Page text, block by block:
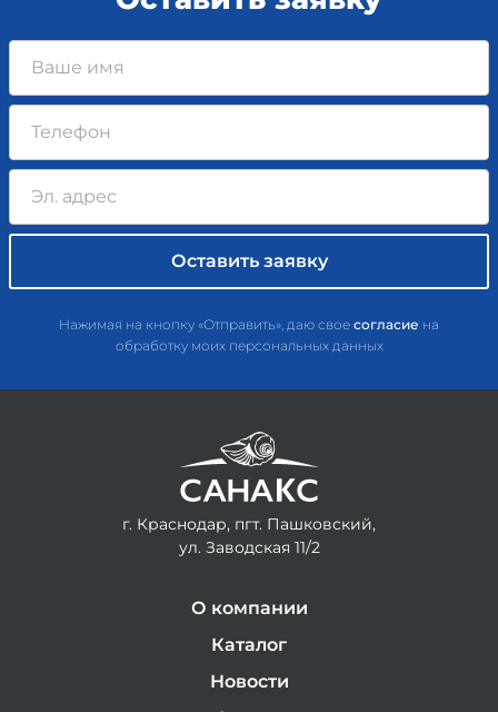
Нажимая на кнопку «Отправить», даю свое согласие на
обработку моих персональных данных
г. Краснодар, пгт. Пашковский,
ул. Заводская 11/2
О компании
Каталог
Новости